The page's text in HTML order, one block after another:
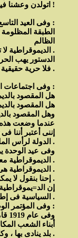
اتولدن وعشنا فيها . . ولكن البلد كانت بتشتغل لحساب مين ؟ !
وفى العيد التاسع للثورة 23يوليو1961 قال :
الطبقة
الظالم
الديموقراطية لا توجد بمجرد إصدار دستور أو قيام برلمان . . الديموقراطية لا يحددها الدستور ولا يحددها البرلمان .
الدستور يهب
فلا حرية حقيقية . . ولا ديموقراطية حقيقية إلا بالقضاء على الإقطاع والاحتكار والاستغلال وسيطرة رأس المال .
وفى اجتماعات المؤتمر الوطنى يوم 19نوفمبر1961 قال :
هل المقصود
هل المقصود
وهل المقصود
عندما وضعت
إننى أعتبر أننا
الدولة لرأس المال . . الدولة التى يسمونها دولة ديموقراطية سواء تبادلها هذا الحزب أو ذاك فهى عبارة عن دكتاتورية رأس المال .
وفى عيد الوحدة يوم
الديموقراطية معناها تأكيد سيادة الشعب ووضع السلطة فى يد الشعب وتكريسها لخدمة أهداف الشعب .
الديموقراطية هى الحرية السياسية .
إحنا بنقول لا يمكن بأى حال أن يقال إن هناك حرية إلّا إذا توافرت الديموقراطية السياسية مع الديموقراطية الاجتماعية .
إن
السياسية فى إطار الوحدة الوطنية وفى إطار تذويب الفوارق بين الطبقات ، وفى العمل على تصفية الرجعية .
وفى المؤتمر الوطنى للقوى الشعبية قال :
أبناء الشعب
بلد ينادى بها ، وكل فرد من أبناء هذا الجيل بنادى بها . . أسلمت البلد قيادتها إلى زعمائها الذين اعتبرتهم أمناء على هذه الأهداف وهذه الآمال .